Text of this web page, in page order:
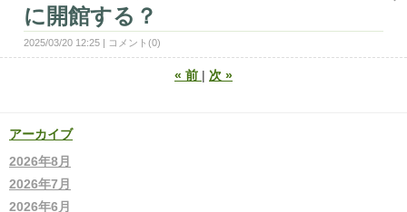
に開館する？
2025/03/20 12:25 コメント(0)
« 前 次 »
アーカイブ
2026年8月
2026年7月
2026年6月